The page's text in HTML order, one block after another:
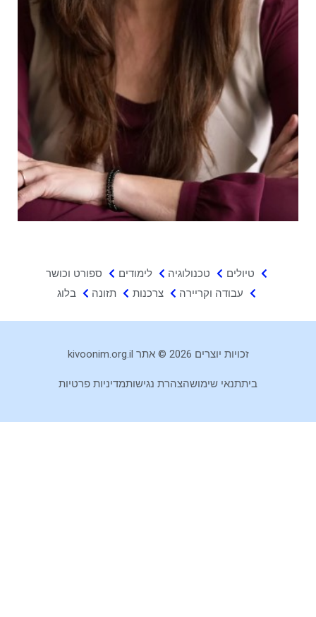
טיולים טכנולוגיה לימודים
ספורט וכושר
עבודה וקריירה
צרכנות תזונה בלוג
זכויות יוצרים 2026 © אתר kivoonim.org.il
תנאי שימושהצהרת נגישותמדיניות פרטיות